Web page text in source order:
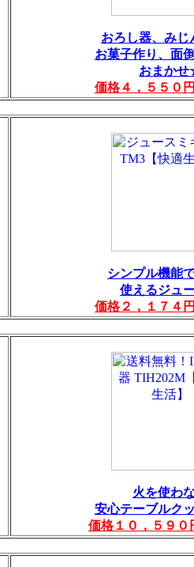
おろし器、みじ
お菓子作り、面
おまか
価格４，５５０
シンプル機能
使えるジュ
価格２，１７４
火を使わ
安心テーブルク
価格１０，５９０